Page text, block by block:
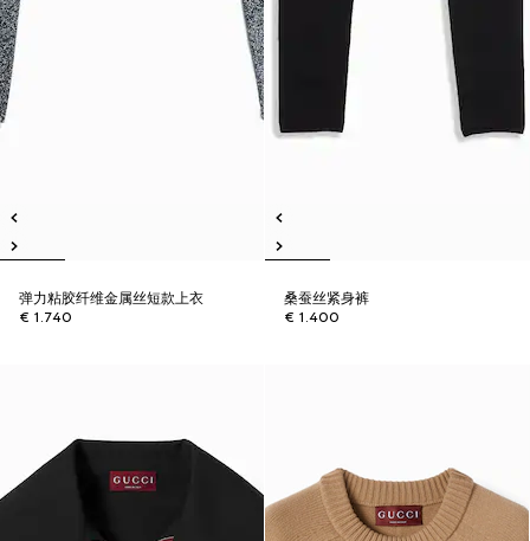
弹力粘胶纤维金属丝短款上衣
€ 1.740
桑蚕丝紧身裤
€ 1.400